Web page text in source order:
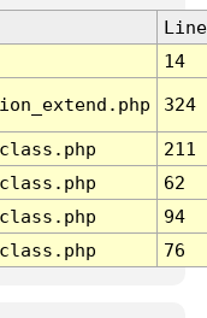
Line
14
324
211
62
94
76